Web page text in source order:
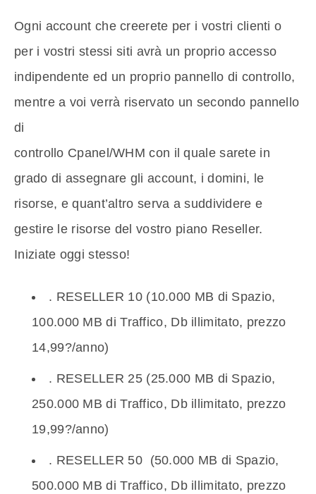
Ogni account che creerete per i vostri clienti o
per i vostri stessi siti avrà un proprio accesso
indipendente ed un proprio pannello di controllo,
mentre a voi verrà riservato un secondo pannello
di
controllo Cpanel/WHM con il quale sarete in
grado di assegnare gli account, i domini, le
risorse, e quant’altro serva a suddividere e
gestire le risorse del vostro piano Reseller.
Iniziate oggi stesso!
. RESELLER 10 (10.000 MB di Spazio,
100.000 MB di Traffico, Db illimitato, prezzo
14,99?/anno)
. RESELLER 25 (25.000 MB di Spazio,
250.000 MB di Traffico, Db illimitato, prezzo
19,99?/anno)
. RESELLER 50 (50.000 MB di Spazio,
500.000 MB di Traffico, Db illimitato, prezzo